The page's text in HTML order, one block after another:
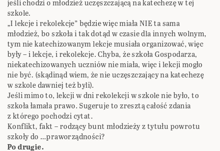
jeśli chodzi o młodzież uczęszczającą na katechezę w tej
szkole.
„I lekcje i rekolekcje” będzie więc miała NIE ta sama
młodzież, bo szkoła i tak dotąd w czasie dla innych wolnym,
tym nie katechizowanym lekcje musiała organizować, więc
były – i lekcje, i rekolekcje. Chyba, że szkoła Gospodarza,
niekatechizowanych uczniów nie miała, więc i lekcji mogło
nie być. (skądinąd wiem, że nie uczęszczający na katechezę
w szkole dawniej też byli).
Jeśli mimo to, lekcji w dni rekolekcji w szkole nie było, to
szkoła łamała prawo. Sugeruje to zresztą całość zdania
z którego pochodzi cytat.
Konflikt, fakt – rodzący bunt młodzieży z tytułu powrotu
szkoły do …praworządności?
Po drugie.